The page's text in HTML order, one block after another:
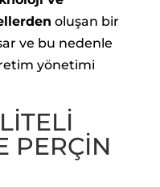
oluşan bir
ve bu nedenle
yönetimi
PERÇİN